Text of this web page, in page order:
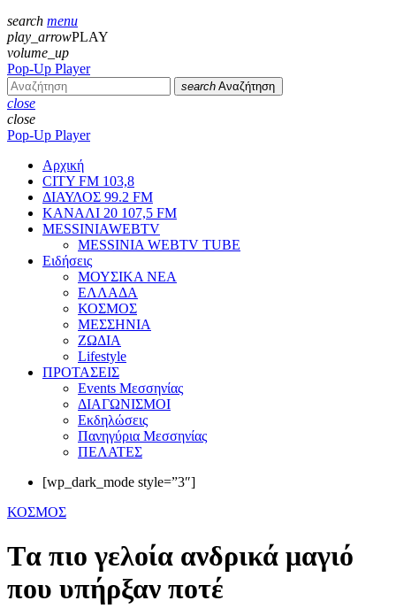
search menu
play_arrowPLAY
volume_up
Pop-Up Player
search Αναζήτηση
close
close
Pop-Up Player
Αρχική
CITY FM 103,8
ΔΙΑΥΛΟΣ 99.2 FM
ΚΑΝΑΛΙ 20 107,5 FM
MESSINIAWEBTV
MESSINIA WEBTV TUBE
Eιδήσεις
ΜΟΥΣΙΚΑ ΝΕΑ
ΕΛΛΑΔΑ
ΚΟΣΜΟΣ
ΜΕΣΣΗΝΙΑ
ΖΩΔΙΑ
Lifestyle
ΠΡΟΤΑΣΕΙΣ
Events Μεσσηνίας
ΔΙΑΓΩΝΙΣΜΟΙ
Εκδηλώσεις
Πανηγύρια Μεσσηνίας
ΠΕΛΑΤΕΣ
[wp_dark_mode style=”3″]
ΚΟΣΜΟΣ
Tα πιο γελοία ανδρικά μαγιό
που υπήρξαν ποτέ